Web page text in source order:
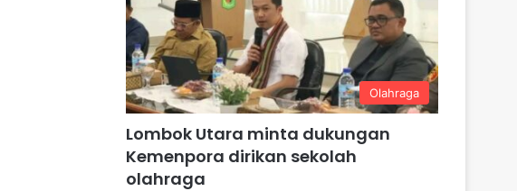
Olahraga
Lombok Utara minta dukungan
Kemenpora dirikan sekolah
olahraga